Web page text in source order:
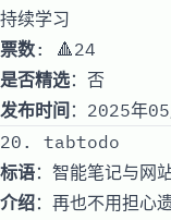
持续学习
票数: 🔺24
是否精选：否
发布时间 ：2025年
20. tabtodo
标语：智能笔记与网
介绍：再也不用担心